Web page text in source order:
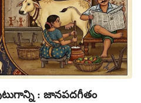
: జానపదగీతం